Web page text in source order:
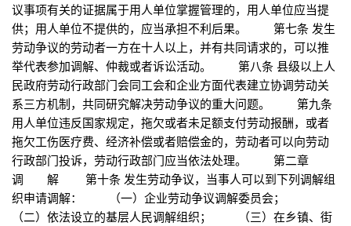
议事项有关的证据属于用人单位掌握管理的，用人单位应当提
供；用人单位不提供的，应当承担不利后果。 第七条 发生
劳动争议的劳动者一方在十人以上，并有共同请求的，可以推
举代表参加调解、仲裁或者诉讼活动。 第八条 县级以上人
民政府劳动行政部门会同工会和企业方面代表建立协调劳动关
系三方机制，共同研究解决劳动争议的重大问题。 第九条
用人单位违反国家规定，拖欠或者未足额支付劳动报酬，或者
拖欠工伤医疗费、经济补偿或者赔偿金的，劳动者可以向劳动
行政部门投诉，劳动行政部门应当依法处理。 第二章
调 解 第十条 发生劳动争议，当事人可以到下列调解组
织申请调解： （一）企业劳动争议调解委员会；
（二）依法设立的基层人民调解组织； （三）在乡镇、街